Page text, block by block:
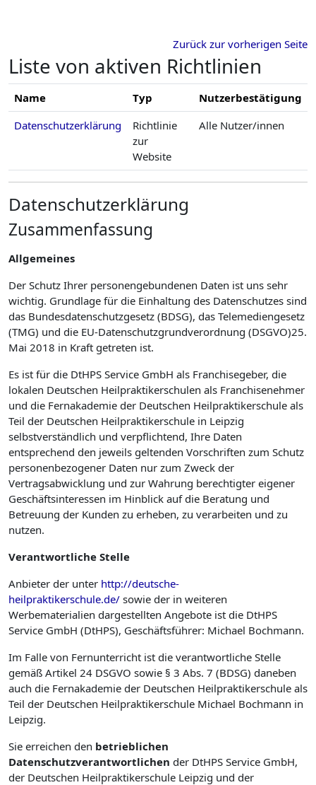
Zurück zur vorherigen Seite
Liste von aktiven Richtlinien
Name Typ
Nutzerbestätigung
Datenschutzerklärung
Richtlinie
zur
Website
Alle Nutzer/innen
Datenschutzerklärung
Zusammenfassung
Allgemeines
Der Schutz Ihrer personengebundenen Daten ist uns sehr
wichtig. Grundlage für die Einhaltung des Datenschutzes sind
das Bundesdatenschutzgesetz (BDSG), das Telemediengesetz
(TMG) und die EU-Datenschutzgrundverordnung (DSGVO)25.
Mai 2018 in Kraft getreten ist.
Es ist für die DtHPS Service GmbH als Franchisegeber, die
lokalen Deutschen Heilpraktikerschulen als Franchise­nehmer
und die Fernakademie der Deutschen Heilpraktikerschule als
Teil der Deutschen Heilpraktikerschule in Leipzig
selbstverständlich und verpflichtend, Ihre Daten
entsprechend den jeweils geltenden Vorschriften zum Schutz
personenbezogener Daten nur zum Zweck der
Vertragsabwicklung und zur Wahrung berechtigter eigener
Geschäftsinteressen im Hinblick auf die Beratung und
Betreuung der Kunden zu erheben, zu verarbeiten und zu
nutzen.
Verantwortliche Stelle
Anbieter der unter http://deutsche-
heilpraktikerschule.de/ sowie der in weiteren
Werbematerialien dargestellten Angebote ist die DtHPS
Service GmbH (DtHPS), Geschäftsführer: Michael Bochmann.
Im Falle von Fernunterricht ist die verantwortliche Stelle
gemäß Artikel 24 DSGVO sowie § 3 Abs. 7 (BDSG) daneben
auch die Fernakademie der Deutschen Heilpraktikerschule als
Teil der Deutschen Heilpraktikerschule Michael Bochmann in
Leipzig.
Sie erreichen den betrieblichen
Datenschutzverantwortlichen der DtHPS Service GmbH,
der Deutschen Heilpraktikerschule Leipzig und der